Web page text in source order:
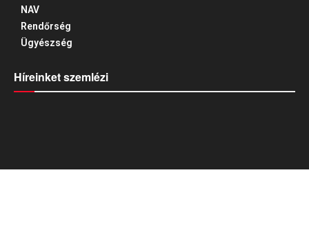
NAV
Rendőrség
Ügyészség
Híreinket szemlézi